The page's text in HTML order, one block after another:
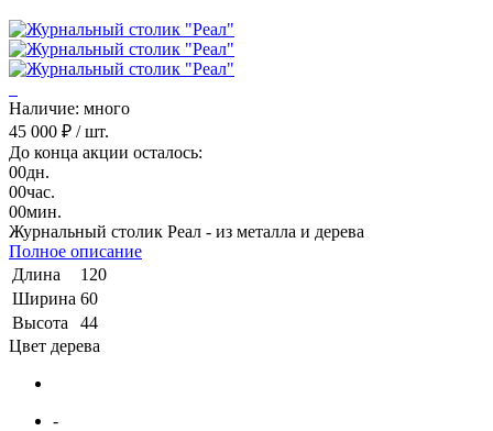
Наличие: много
45 000 ₽ / шт.
До конца акции осталось:
00дн.
00час.
00мин.
Журнальный столик Реал - из металла и дерева
Полное описание
Длина
120
Ширина 60
Высота
44
Цвет дерева
-